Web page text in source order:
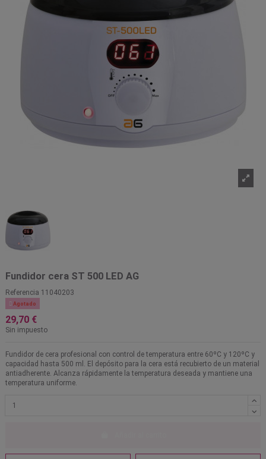
Fundidor cera ST 500 LED AG
Referencia 11040203
 Agotado
29,70 €
Sin impuesto
Fundidor de cera profesional con control de temperatura entre 60ºC y 120ºC y
capacidad hasta 500 ml. El depósito para la cera está recubierto de un material
antiadherente. Alcanza rápidamente la temperatura deseada y mantiene una
temperatura uniforme.